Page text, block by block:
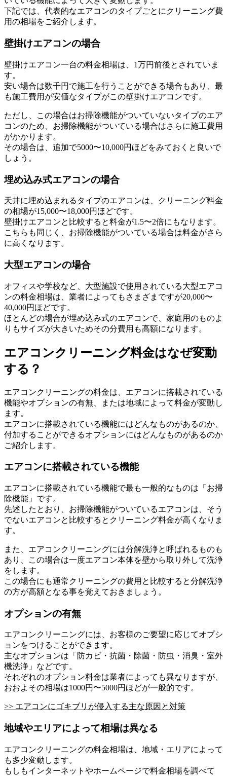
下記では、代表的なエアコンのタイプごとにクリーニング費
用の相場をご紹介します。
壁掛けエアコンの場合
壁掛けエアコン一台の料金相場は、1万円前後とされていま
す。
安い場合は数千円で施工を行うことができる場合もあり、最
も施工費用が安価なタイプがこの壁掛けエアコンです。
ただし、この場合はお掃除機能がついていないタイプのエア
コンのため、お掃除機能がついている場合はさらに施工費用
がかかります。
その場合は、追加で5000〜10,000円ほどをみておくと良いで
しょう。
埋め込み式エアコンの場合
天井に埋め込まれるタイプのエアコンは、クリーニング料金
の相場が15,000〜18,000円ほどです。
壁掛けエアコンと比較すると料金が1.5〜2倍にもなります。
こちらも同じく、お掃除機能がついている場合は料金がさら
に高くなります。
大型エアコンの場合
オフィスや学校など、大型施設で使用されている大型エアコ
ンの料金相場は、業者によってもさまざまですが20,000〜
40,000円ほどです。
ほとんどの場合が埋め込み式のエアコンで、家庭用のものよ
りもサイズが大きいためその分費用も高額になります。
エアコンクリーニング料金はなぜ変動
する？
エアコンクリーニングの料金は、エアコンに搭載されている
機能やオプションの有無、または地域によって料金が変動し
ます。
エアコンに搭載されている機能にはどんなものがあるのか、
付加することができるオプションにはどんなものがあるのか
ご紹介します。
エアコンに搭載されている機能
エアコンに搭載されている機能で最も一般的なものは「お掃
除機能」です。
先述したとおり、お掃除機能がついているエアコンは、そう
でないエアコンと比較するとクリーニング料金が高くなりま
す。
また、エアコンクリーニングには分解洗浄と呼ばれるものも
あり、この場合は一度エアコン本体を壁から取り外して洗浄
をします。
この場合にも通常クリーニングの費用と比較すると分解洗浄
の方が高額となる事を覚えておきましょう。
オプションの有無
エアコンクリーニングには、お客様のご要望に応じてオプシ
ョンをつけることができます。
主なオプションは「防カビ・抗菌・除菌・防虫・消臭・室外
機洗浄」などです。
それぞれのオプション料金は業者によっても異なりますが、
おおよその相場は1000円〜5000円ほどが一般的です。
>> エアコンにゴキブリが侵入する主な原因と対策
地域やエリアによって相場は異なる
エアコンクリーニングの料金相場は、地域・エリアによって
も多少変動します。
もしもインターネットやホームページで料金相場を調べて